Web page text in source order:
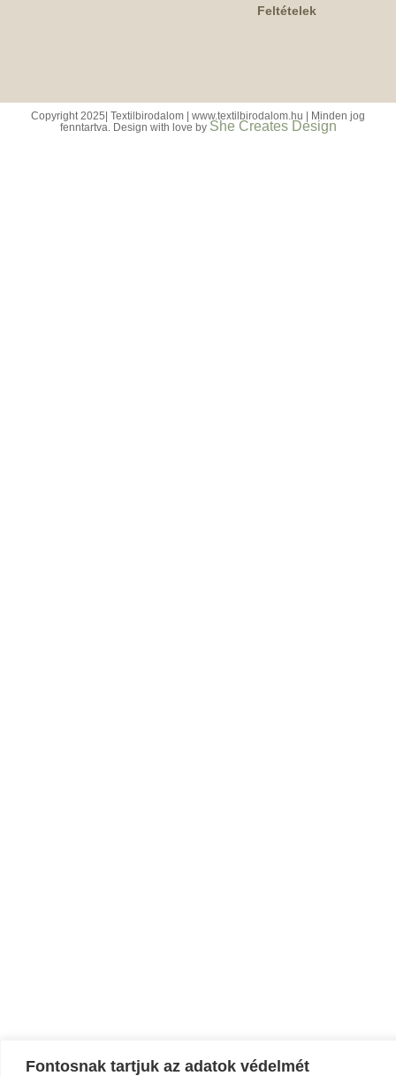
Fontosnak tartjuk az adatok védelmét
Feltételek
Copyright 2025| Textilbirodalom | www.textilbirodalom.hu | Minden jog
fenntartva. Design with love by She Creates Design